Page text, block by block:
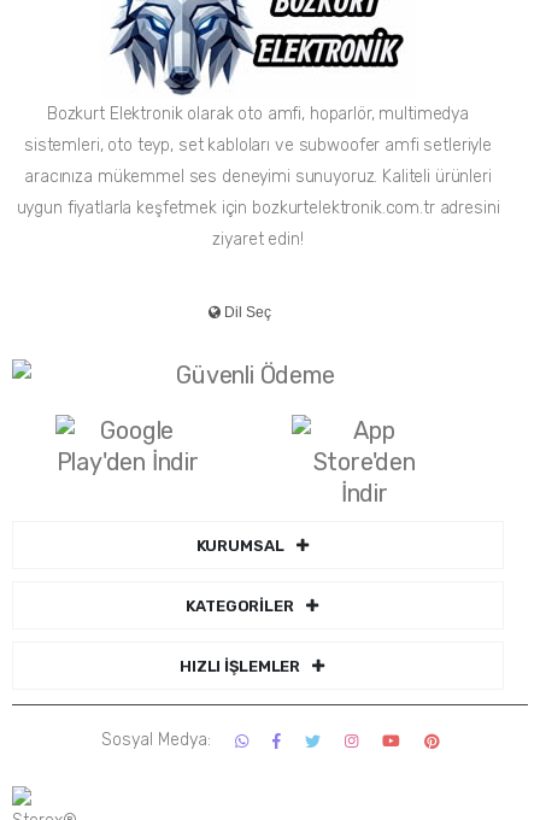
Bozkurt Elektronik olarak oto amfi, hoparlör, multimedya
sistemleri, oto teyp, set kabloları ve subwoofer amfi setleriyle
aracınıza mükemmel ses deneyimi sunuyoruz. Kaliteli ürünleri
uygun fiyatlarla keşfetmek için bozkurtelektronik.com.tr adresini
ziyaret edin!
KURUMSAL
KATEGORİLER
HIZLI İŞLEMLER
Sosyal Medya: